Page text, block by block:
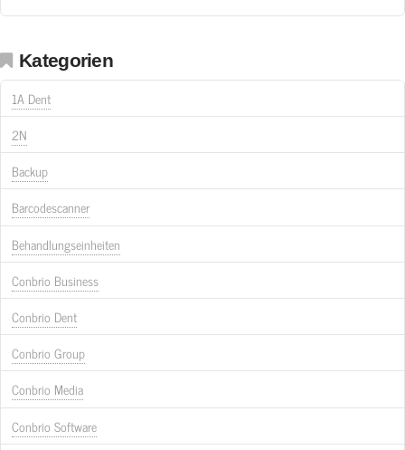
Kategorien
1A Dent
2N
Backup
Barcodescanner
Behandlungseinheiten
Conbrio Business
Conbrio Dent
Conbrio Group
Conbrio Media
Conbrio Software